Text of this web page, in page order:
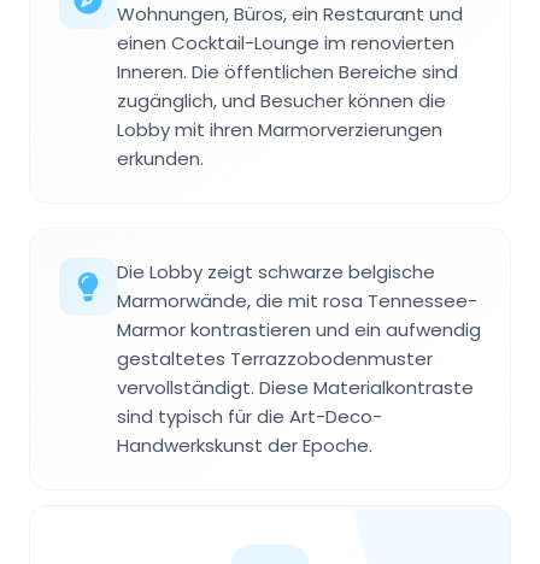
Wohnungen, Büros, ein Restaurant und
einen Cocktail-Lounge im renovierten
Inneren. Die öffentlichen Bereiche sind
zugänglich, und Besucher können die
Lobby mit ihren Marmorverzierungen
erkunden.
Die Lobby zeigt schwarze belgische
Marmorwände, die mit rosa Tennessee-
Marmor kontrastieren und ein aufwendig
gestaltetes Terrazzobodenmuster
vervollständigt. Diese Materialkontraste
sind typisch für die Art-Deco-
Handwerkskunst der Epoche.